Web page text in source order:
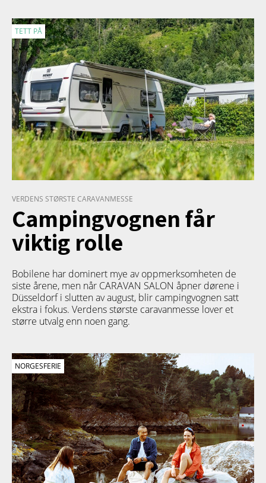
TETT PÅ
VERDENS STØRSTE CARAVANMESSE
Campingvognen får
viktig rolle
Bobilene har dominert mye av oppmerksomheten de
siste årene, men når CARAVAN SALON åpner dørene i
Düsseldorf i slutten av august, blir campingvognen satt
ekstra i fokus. Verdens største caravanmesse lover et
større utvalg enn noen gang.
NORGESFERIE